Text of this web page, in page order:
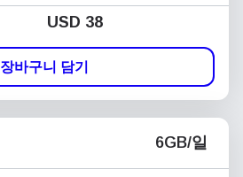
USD 38
장바구니 담기
6GB/일